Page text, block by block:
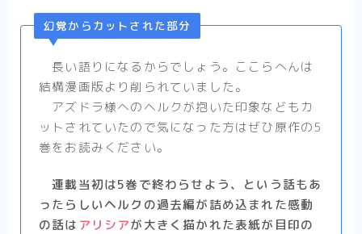
幻覚からカットされた部分
長い語りになるからでしょう。ここらへんは
結構漫画版より削られていました。
アズドラ様へのヘルクが抱いた印象などもカ
ットされていたので気になった方はぜひ原作の5
巻をお読みください。
連載当初は5巻で終わらせよう、という話もあ
ったらしいヘルクの過去編が詰め込まれた感動
の話は アリシアが大きく描かれた表紙が目印の